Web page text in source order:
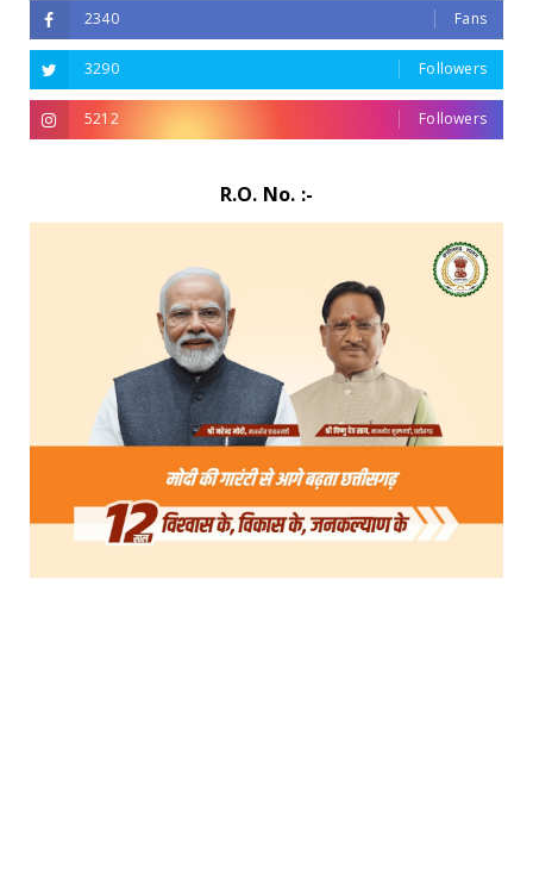
2340 Fans
3290 Followers
5212 Followers
R.O. No. :-